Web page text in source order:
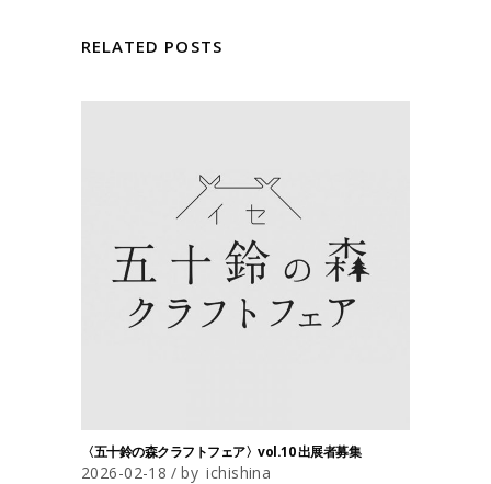
RELATED POSTS
〈五十鈴の森クラフトフェア〉vol.10 出展者募集
2026-02-18 by ichishina